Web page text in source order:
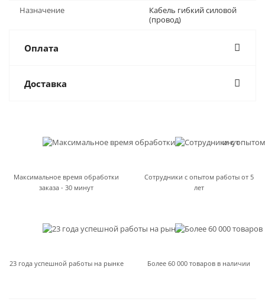
Назначение
Кабель гибкий силовой
(провод)
Оплата
Доставка
Максимальное время обработки
заказа - 30 минут
Сотрудники с опытом работы от 5
лет
23 года успешной работы на рынке Более 60 000 товаров в наличии